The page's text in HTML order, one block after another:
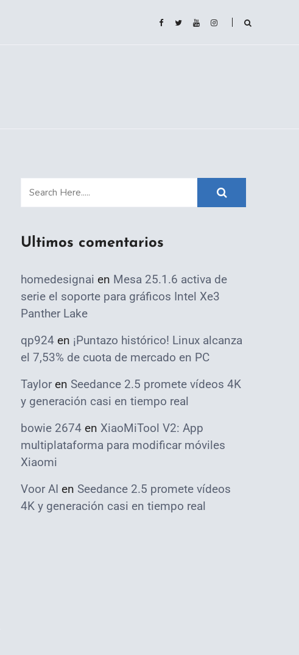
Ultimos comentarios
homedesignai en Mesa 25.1.6 activa de
serie el soporte para gráficos Intel Xe3
Panther Lake
qp924 en ¡Puntazo histórico! Linux alcanza
el 7,53% de cuota de mercado en PC
Taylor en Seedance 2.5 promete vídeos 4K
y generación casi en tiempo real
bowie 2674 en XiaoMiTool V2: App
multiplataforma para modificar móviles
Xiaomi
Voor AI en Seedance 2.5 promete vídeos
4K y generación casi en tiempo real